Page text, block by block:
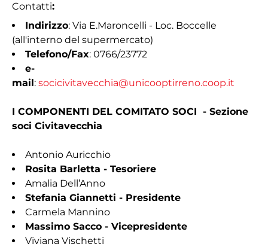
Contatti:
Indirizzo: Via E.Maroncelli - Loc. Boccelle
(all'interno del supermercato)
Telefono/Fax: 0766/23772
e-
mail: socicivitavecchia@unicooptirreno.coop.it
​​I COMPONENTI DEL COMITATO SOCI - Sezione
soci Civitavecchia
Antonio Auricchio
Rosita Barletta - Tesoriere
Amalia Dell’Anno
Stefania Giannetti - Presidente
Carmela Mannino
Massimo Sacco - Vicepresidente
Viviana Vischetti